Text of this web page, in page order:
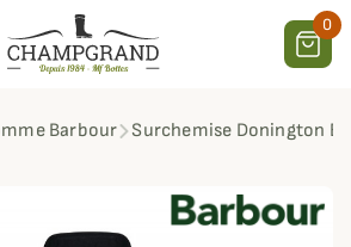
0
Barbour Surchemise Donington